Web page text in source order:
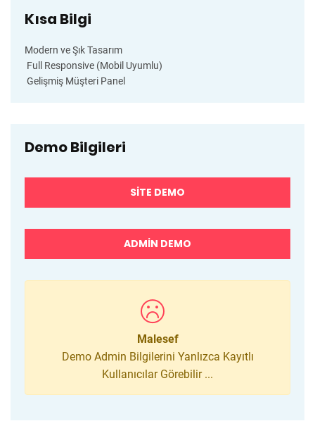
Kısa Bilgi
Modern ve Şık Tasarım
Full Responsive (Mobil Uyumlu)
Gelişmiş Müşteri Panel
Demo Bilgileri
SITE DEMO
ADMIN DEMO
Malesef
Demo Admin Bilgilerini Yanlızca Kayıtlı
Kullanıcılar Görebilir ...